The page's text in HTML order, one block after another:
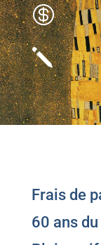

j
Frais de
60 ans du